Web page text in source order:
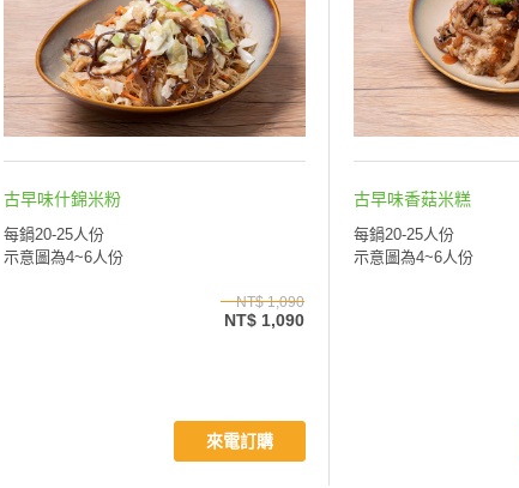
古早味什錦米粉
每鍋20-25人份
示意圖為4~6人份
NT$ 1,090
NT$ 1,090
來電訂購
古早味香菇米糕
每鍋20-25人份
示意圖為4~6人份